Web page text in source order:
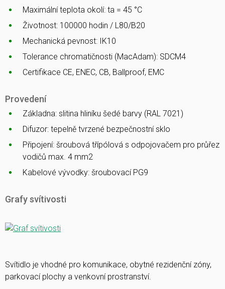
Maximální teplota okolí: ta = 45 °C
Životnost: 100000 hodin / L80/B20
Mechanická pevnost: IK10
Tolerance chromatičnosti (MacAdam): SDCM4
Certifikace CE, ENEC, CB, Ballproof, EMC
Provedení
Základna: slitina hliníku šedé barvy (RAL 7021)
Difuzor: tepelně tvrzené bezpečnostní sklo
Připojení: šroubová třípólová s odpojovačem pro průřez
vodičů max. 4 mm2
Kabelové vývodky: šroubovací PG9
Grafy svítivosti
Svítidlo je vhodné pro komunikace, obytné rezidenční zóny,
parkovací plochy a venkovní prostranství.